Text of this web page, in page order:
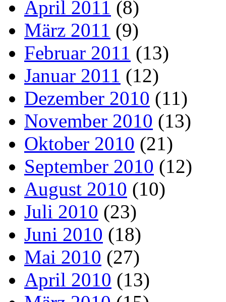
April 2011 (8)
März 2011 (9)
Februar 2011 (13)
Januar 2011 (12)
Dezember 2010 (11)
November 2010 (13)
Oktober 2010 (21)
September 2010 (12)
August 2010 (10)
Juli 2010 (23)
Juni 2010 (18)
Mai 2010 (27)
April 2010 (13)